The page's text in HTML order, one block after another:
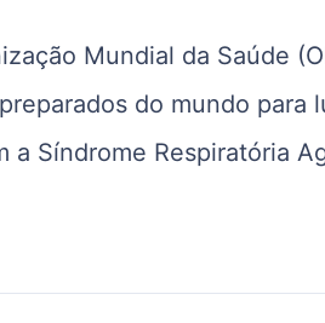
Mundial da Saúde
do mundo para
a Síndrome Respiratória